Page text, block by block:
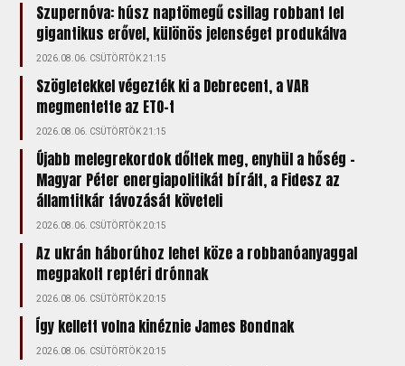
Szupernóva: húsz naptömegű csillag robbant fel
gigantikus erővel, különös jelenséget produkálva
2026.08.06. CSÜTÖRTÖK 21:15
Szögletekkel végezték ki a Debrecent, a VAR
megmentette az ETO-t
2026.08.06. CSÜTÖRTÖK 21:15
Újabb melegrekordok dőltek meg, enyhül a hőség –
Magyar Péter energiapolitikát bírált, a Fidesz az
államtitkár távozását követeli
2026.08.06. CSÜTÖRTÖK 20:15
Az ukrán háborúhoz lehet köze a robbanóanyaggal
megpakolt reptéri drónnak
2026.08.06. CSÜTÖRTÖK 20:15
Így kellett volna kinéznie James Bondnak
2026.08.06. CSÜTÖRTÖK 20:15